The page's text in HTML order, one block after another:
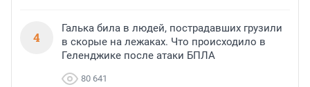
4
Галька била в людей, пострадавших грузили
в скорые на лежаках. Что происходило в
Геленджике после атаки БПЛА
80 641